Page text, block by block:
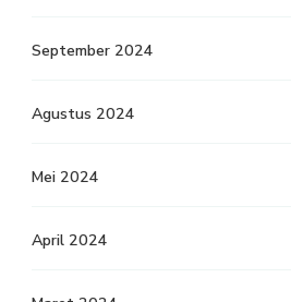
September 2024
Agustus 2024
Mei 2024
April 2024